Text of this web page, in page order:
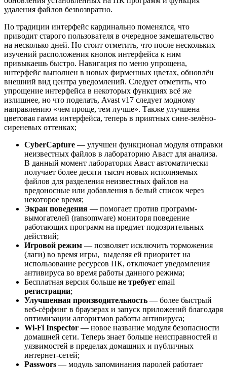
удаления файлов безвозвратно.
По традиции интерфейс кардинально поменялся, что
приводит старого пользователя в очередное замешательство
на несколько дней. Но стоит отметить, что после нескольких
изучений расположения кнопок интерфейса к ним
привыкаешь быстро. Навигация по меню упрощена,
интерфейс выполнен в новых фирменных цветах, обновлён
внешний вид центра уведомлений. Следует отметить, что
упрощение интерфейса в некоторых функциях всё же
излишнее, но что поделать, Avast v17 следует модному
направлению «чем проще, тем лучше». Также улучшена
цветовая гамма интерфейса, теперь в приятных сине-зелёно-
сиреневых оттенках;
CyberCapture — улучшен функционал модуля отправки
неизвестных файлов в лабораторию Аваст для анализа.
В данный момент лаборатория Аваст автоматически
получает более десяти тысяч новых исполняемых
файлов для разделения неизвестных файлов на
вредоносные или добавления в белый список через
некоторое время;
Экран поведения — помогает против программ-
вымогателей (ransomware) мониторя поведение
работающих программ на предмет подозрительных
действий;
Игровой режим — позволяет исключить торможения
(лаги) во время игры, выделяя ей приоритет на
использование ресурсов ПК, отключает уведомления
антивируса во время работы данного режима;
Бесплатная версия больше не требует email
регистрации;
Улучшенная производительность — более быстрый
веб-сёрфинг в браузерах и запуск приложений благодаря
оптимизации алгоритмов работы антивируса;
Wi-Fi Inspector — новое название модуля безопасности
домашней сети. Теперь знает больше неисправностей и
уязвимостей в пределах домашних и публичных
интернет-сетей;
Passwors — модуль запоминания паролей работает